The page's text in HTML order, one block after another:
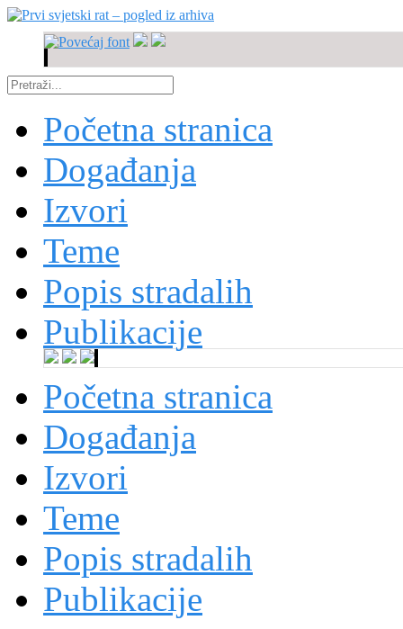
Početna stranica
Događanja
Izvori
Teme
Popis stradalih
Publikacije
Početna stranica
Događanja
Izvori
Teme
Popis stradalih
Publikacije